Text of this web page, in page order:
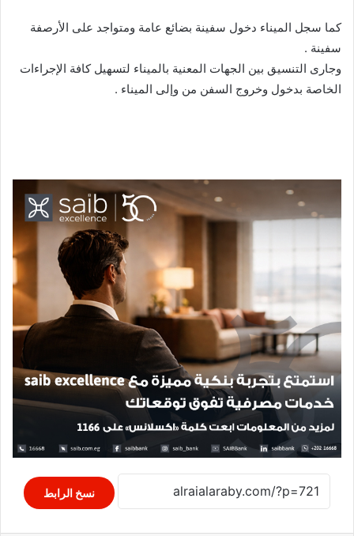
كما سجل الميناء دخول سفينة بضائع عامة ومتواجد على الأرصفة
سفينة .
وجارى التنسيق بين الجهات المعنية بالميناء لتسهيل كافة الإجراءات
الخاصة بدخول وخروج السفن من وإلى الميناء .
نسخ الرابط